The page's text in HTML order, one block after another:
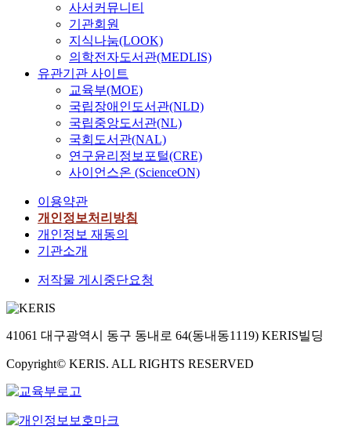
사서커뮤니티
기관회원
지식나눔(LOOK)
의학전자도서관(MEDLIS)
유관기관 사이트
교육부(MOE)
국립장애인도서관(NLD)
국립중앙도서관(NL)
국회도서관(NAL)
연구윤리정보포털(CRE)
사이언스온 (ScienceON)
이용약관
개인정보처리방침
개인정보 재동의
기관소개
저작물 게시중단요청
41061 대구광역시 동구 동내로 64(동내동1119) KERIS빌딩
Copyright© KERIS. ALL RIGHTS RESERVED